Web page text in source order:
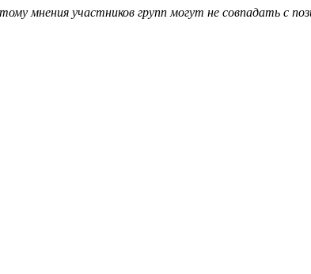
мнения участников групп могут не совпадать с